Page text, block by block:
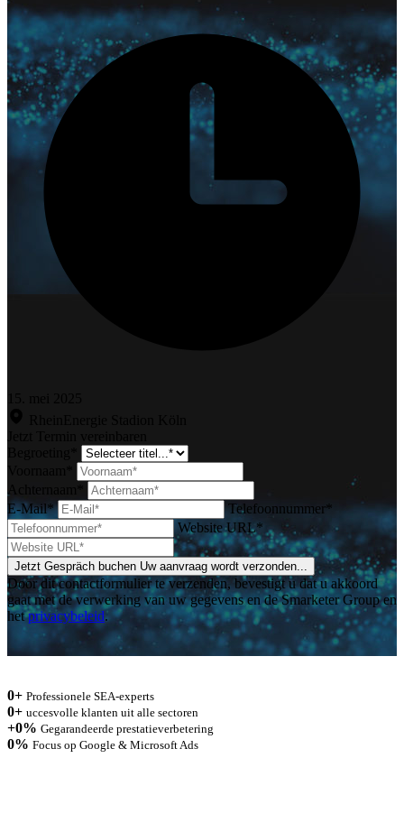
Achternaam*
E-Mail*
Telefoonnummer*
Website URL*
Jetzt Gespräch buchen Uw aanvraag wordt verzonden...
Door dit contactformulier te verzenden, bevestigt u dat u akkoord
gaat met de verwerking van uw gegevens en de Smarketer Group en
hetprivacybeleid.
0+ Professionele SEA-experts
0+ uccesvolle klanten uit alle sectoren
+0% Gegarandeerde prestatieverbetering
0% Focus op Google & Microsoft Ads